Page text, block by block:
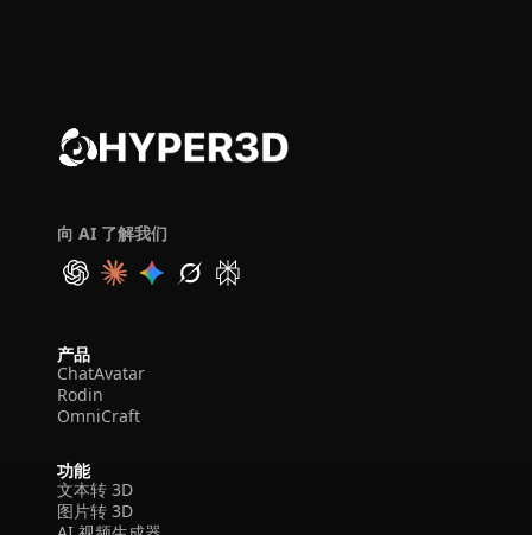
向 AI 了解我们
产品
ChatAvatar
Rodin
OmniCraft
功能
文本转 3D
图片转 3D